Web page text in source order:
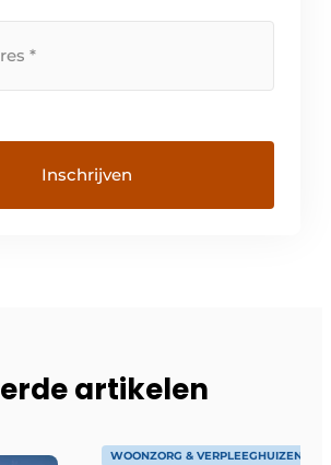
artikelen
WOONZORG & VERPLEEGHUIZEN